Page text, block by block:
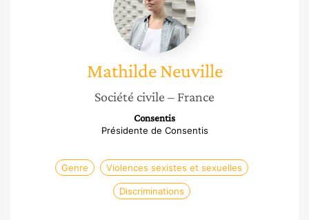
Mathilde Neuville
Société civile – France
Consentis
Présidente de Consentis
Genre Violences sexistes et sexuelles
Discriminations